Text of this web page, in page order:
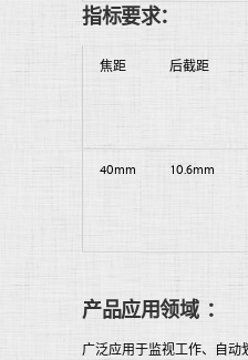
指标要求：
焦距 后截距
40mm 10.6mm
产品应用领域 ：
广泛应用于监视工作、自动